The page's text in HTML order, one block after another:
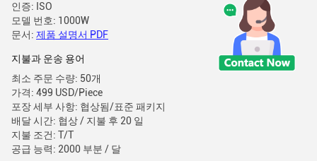
인증: ISO
모델 번호: 1000W
문서: 제품 설명서 PDF
지불과 운송 용어
최소 주문 수량: 50개
가격: 499 USD/Piece
포장 세부 사항: 협상됨/표준 패키지
배달 시간: 협상 / 지불 후 20 일
지불 조건: T/T
공급 능력: 2000 부분 / 달